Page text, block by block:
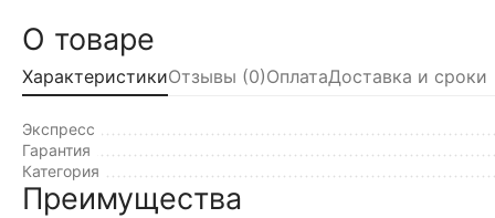
О товаре
ХарактеристикиОтзывы (0)ОплатаДоставка и сроки
Экспресс
Гарантия
Категория
Преимущества